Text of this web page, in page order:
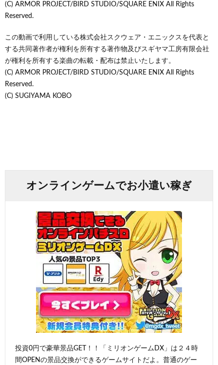
(C) ARMOR PROJECT/BIRD STUDIO/SQUARE ENIX All Rights
Reserved.
この動画で利用している株式会社スクウェア・エニックスを代表と
する共同著作者が権利を所有する著作物及びスギヤマ工房有限会社
が権利を所有する楽曲の転載・配布は禁止いたします。
(C) ARMOR PROJECT/BIRD STUDIO/SQUARE ENIX All Rights
Reserved.
(C) SUGIYAMA KOBO
オンラインゲームでお小遣い稼ぎ
投資0円で豪華景品GET！！「ミリオンゲームDX」は２４時
間OPENの景品交換ができるゲームサイトだよ。普通のゲー